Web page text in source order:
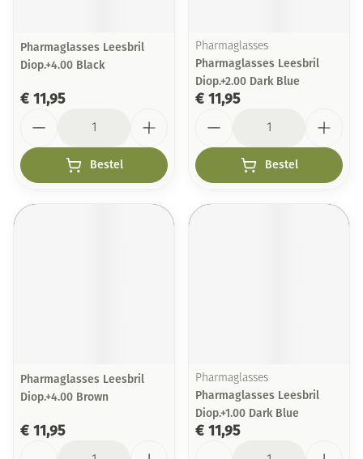
Pharmaglasses Leesbril
Diop.+4.00 Black
€ 11,95
Bestel
Pharmaglasses
Pharmaglasses Leesbril
Diop.+2.00 Dark Blue
€ 11,95
Bestel
Pharmaglasses Leesbril
Diop.+4.00 Brown
€ 11,95
Pharmaglasses
Pharmaglasses Leesbril
Diop.+1.00 Dark Blue
€ 11,95